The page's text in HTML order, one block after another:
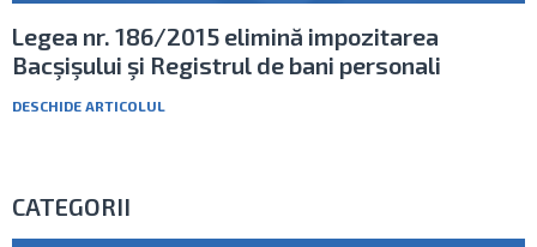
Legea nr. 186/2015 elimină impozitarea
Bacşişului şi Registrul de bani personali
DESCHIDE ARTICOLUL
CATEGORII